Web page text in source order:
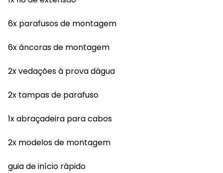
6x parafusos de montagem
6x âncoras de montagem
2x vedações à prova dágua
2x tampas de parafuso
1x abraçadeira para cabos
2x modelos de montagem
guia de início rápido